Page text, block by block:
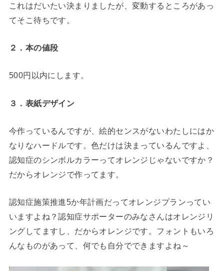
これはだいたい決まりましたが、変動するところがあっ
てそこ待ちです。
２．本の値段
500円以内にします。
３．表紙デザイン
今作っているんですが、絵的センスがないわたしにはか
なりなハードルです。色だけは決まっているんですよ、
認知症のシンボルカラーってオレンジじゃないですか？
だからオレンジで作ってます。
認知症施策推進5か年計画だってオレンジプランってい
いますよね？認知症サポーターのみなさんはオレンジリ
ングしてますし、だからオレンジです。フォントもいろ
んなものがあって、何でも自分でできますよね～